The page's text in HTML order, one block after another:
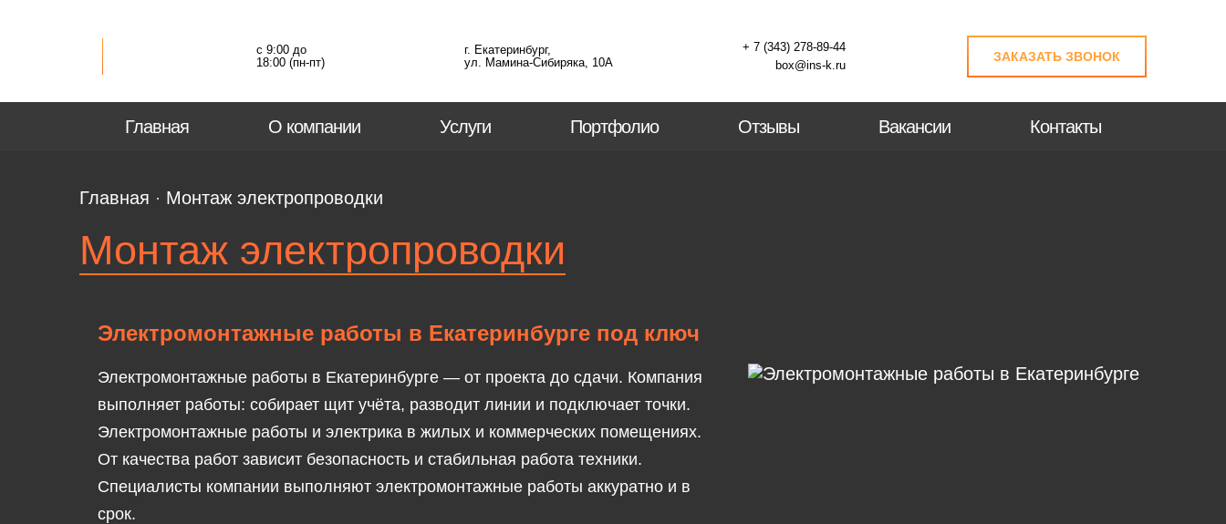
с 9:00 до
18:00 (пн-пт)
г. Екатеринбург,
ул. Мамина-Сибиряка, 10А
+ 7 (343) 278-89-44
box@ins-k.ru
ЗАКАЗАТЬ ЗВОНОК
Главная О компании Услуги Портфолио Отзывы Вакансии Контакты
Главная Монтаж электропроводки
Монтаж электропроводки
Электромонтажные работы в Екатеринбурге под ключ
Электромонтажные работы в Екатеринбурге — от проекта до сдачи. Компания
выполняет работы: собирает щит учёта, разводит линии и подключает точки.
Электромонтажные работы и электрика в жилых и коммерческих помещениях.
От качества работ зависит безопасность и стабильная работа техники.
Специалисты компании выполняют электромонтажные работы аккуратно и в
срок.